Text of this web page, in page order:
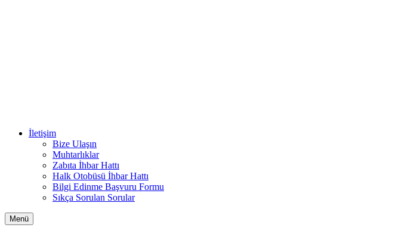
İletişim
Bize Ulaşın
Muhtarlıklar
Zabıta İhbar Hattı
Halk Otobüsü İhbar Hattı
Bilgi Edinme Başvuru Formu
Sıkça Sorulan Sorular
Menü